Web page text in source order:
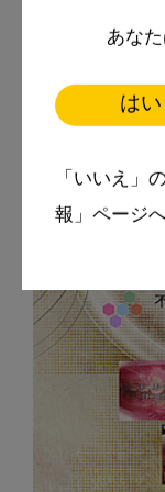
あな
はい
「いいえ」
報」ページ